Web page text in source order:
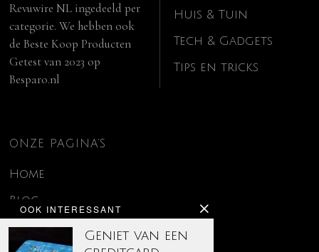
OOK INTERESSANT
Geniet van een
Revuwire NL ingedeeld per
categorie. We hebben ook
deBeste Koop Producten
Getest van 2023 op
Besparo.nl
Huis & Tuin
Tech & Gadgets
Tips en tricks
ONZE PAGINA’S
Home
Blog
Contact